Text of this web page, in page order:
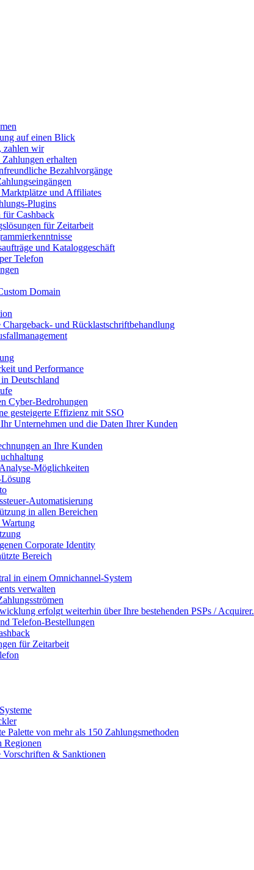
auf einen Blick
zahlen wir
erhalten
Bezahlvorgänge
und Affiliates
Plugins
Cashback
für Zeitarbeit
und Kataloggeschäft
Telefon
Domain
Chargeback- und Rücklastschriftbehandlung
und Performance
Deutschland
Cyber-Bedrohungen
gesteigerte Effizienz mit SSO
Unternehmen und die Daten Ihrer Kunden
an Ihre Kunden
Möglichkeiten
Automatisierung
in allen Bereichen
Corporate Identity
Bereich
in einem Omnichannel-System
verwalten
erfolgt weiterhin über Ihre bestehenden PSPs / Acquirer.
Telefon-Bestellungen
für Zeitarbeit
Palette von mehr als 150 Zahlungsmethoden
Regionen
Vorschriften & Sanktionen